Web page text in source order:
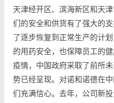
天津经开区、滨海新区和天
们的安全和供货有了强大的
了逐步恢复到正常生产的计
的用药安全，也保障员工的
疫情，中国政府采取了前所
势已经呈现。对诺和诺德在
们充满信心。去年，公司新